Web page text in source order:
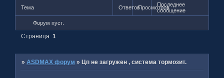
Тема ОтветовПросмотровПоследнее
сообщение
Форум пуст.
Страница:1
»ASDMAX форум » Цп не загружен , система тормозит.